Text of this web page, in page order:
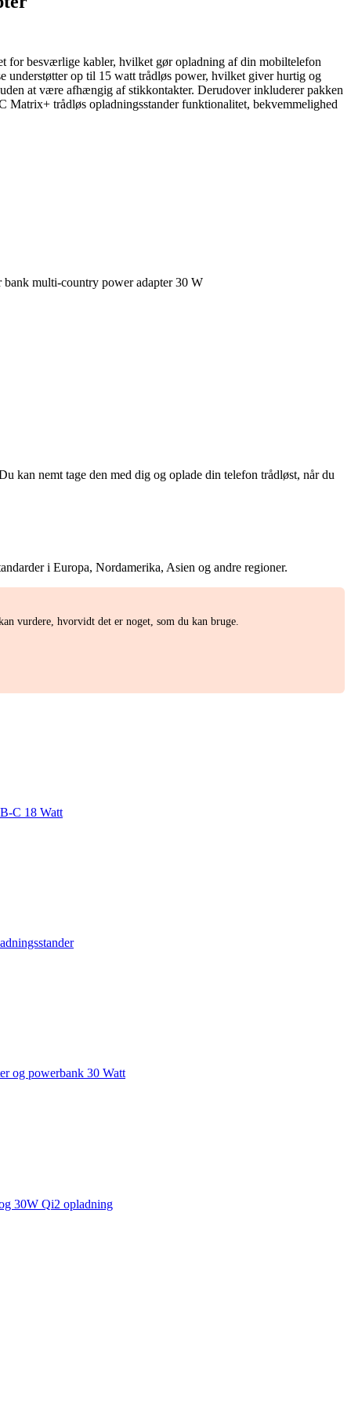
for besværlige kabler, hvilket gør opladning af din mobiltelefon
understøtter op til 15 watt trådløs power, hvilket giver hurtig og
at være afhængig af stikkontakter. Derudover inkluderer pakken
trådløs opladningsstander funktionalitet, bekvemmelighed
multi-country power adapter 30 W
kan nemt tage den med dig og oplade din telefon trådløst, når du
i Europa, Nordamerika, Asien og andre regioner.
vurdere, hvorvidt det er noget, som du kan bruge.